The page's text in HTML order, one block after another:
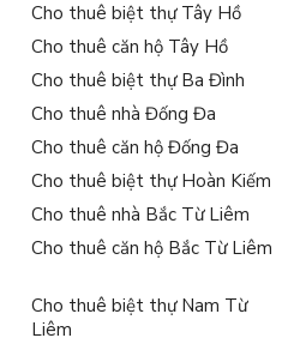
Cho thuê biệt thự Tây Hồ
Cho thuê căn hộ Tây Hồ
Cho thuê biệt thự Ba Đình
Cho thuê nhà Đống Đa
Cho thuê căn hộ Đống Đa
Cho thuê biệt thự Hoàn Kiếm
Cho thuê nhà Bắc Từ Liêm
Cho thuê căn hộ Bắc Từ Liêm
Cho thuê biệt thự Nam Từ
Liêm